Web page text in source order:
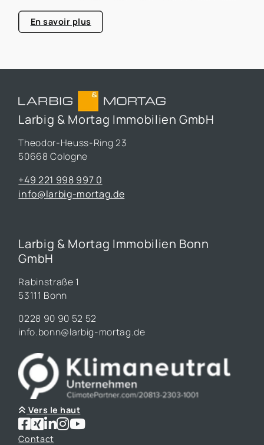
bâtiments, un sujet qui prend de plus en plus
d'importance dans le secteur immobilier.
En savoir plus
Larbig & Mortag Immobilien GmbH
Theodor-Heuss-Ring 23
50668 Cologne
+49 221 998 997 0
info@larbig-mortag.de
Larbig & Mortag Immobilien Bonn
GmbH
Rabinstraße 1
53111 Bonn
0228 90 90 52 52
info.bonn@larbig-mortag.de
Vers le haut
Contact